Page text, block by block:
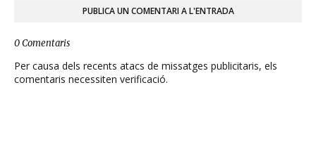
PUBLICA UN COMENTARI A L'ENTRADA
0 Comentaris
Per causa dels recents atacs de missatges publicitaris, els
comentaris necessiten verificació.